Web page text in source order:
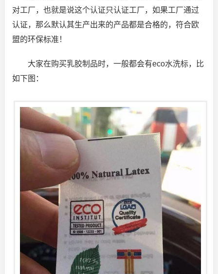
对工厂，也就是说这个认证只认证工厂，如果工厂通过
认证，那么默认其生产出来的产品都是合格的，符合欧
盟的环保标准！
大家在购买乳胶制品时，一般都会有eco水洗标，比
如下图：